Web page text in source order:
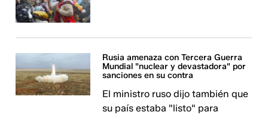
Rusia amenaza con Tercera Guerra
Mundial "nuclear y devastadora" por
sanciones en su contra
El ministro ruso dijo también que
su país estaba "listo" para